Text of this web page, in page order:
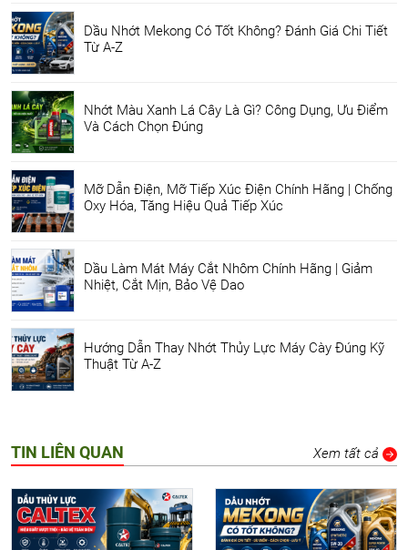
Dầu Nhớt Mekong Có Tốt Không? Đánh Giá Chi Tiết
Từ A-Z
Nhớt Màu Xanh Lá Cây Là Gì? Công Dụng, Ưu Điểm
Và Cách Chọn Đúng
Mỡ Dẫn Điện, Mỡ Tiếp Xúc Điện Chính Hãng | Chống
Oxy Hóa, Tăng Hiệu Quả Tiếp Xúc
Dầu Làm Mát Máy Cắt Nhôm Chính Hãng | Giảm
Nhiệt, Cắt Mịn, Bảo Vệ Dao
Hướng Dẫn Thay Nhớt Thủy Lực Máy Cày Đúng Kỹ
Thuật Từ A-Z
TIN LIÊN QUAN Xem tất cả